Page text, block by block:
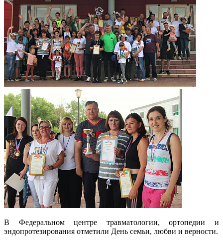
В Федеральном центре травматологии, ортопедии и
эндопротезирования отметили День семьи, любви и верности.